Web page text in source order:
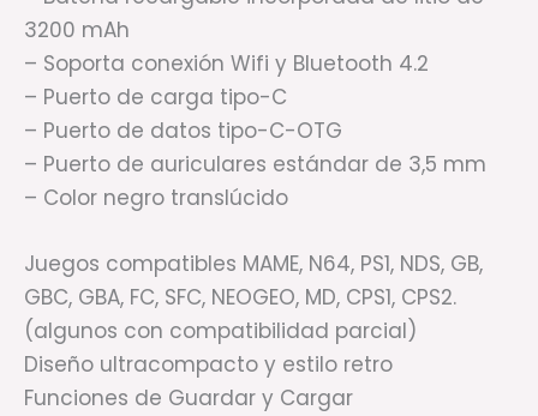
3200 mAh
– Soporta conexión Wifi y Bluetooth 4.2
– Puerto de carga tipo-C
– Puerto de datos tipo-C-OTG
– Puerto de auriculares estándar de 3,5 mm
– Color negro translúcido
Juegos compatibles MAME, N64, PS1, NDS, GB,
GBC, GBA, FC, SFC, NEOGEO, MD, CPS1, CPS2.
(algunos con compatibilidad parcial)
Diseño ultracompacto y estilo retro
Funciones de Guardar y Cargar